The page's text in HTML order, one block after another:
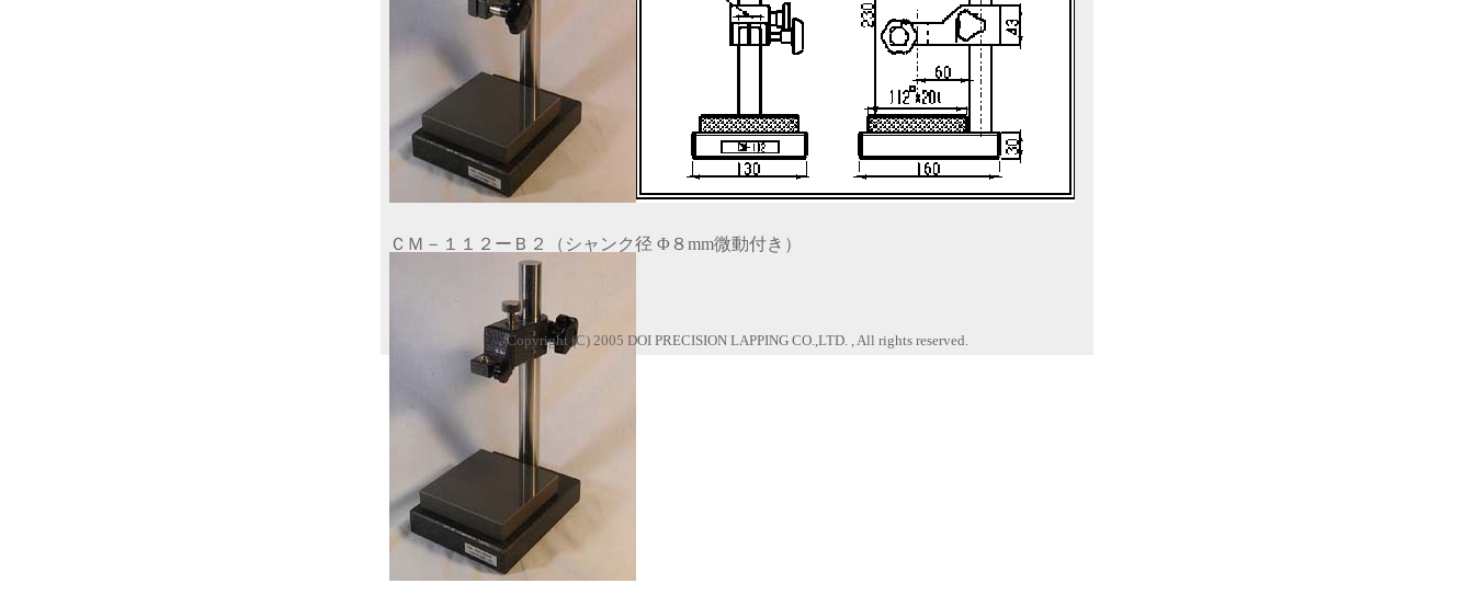
ＣＭ－１１２ーＢ２（シャンク径 Φ８mm微動付き）
Copyright (C) 2005 DOI PRECISION LAPPING CO.,LTD. , All rights reserved.